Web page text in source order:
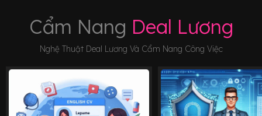
Cẩm Nang Deal Lương
Nghệ Thuật Deal Lương Và Cẩm Nang Công Việc